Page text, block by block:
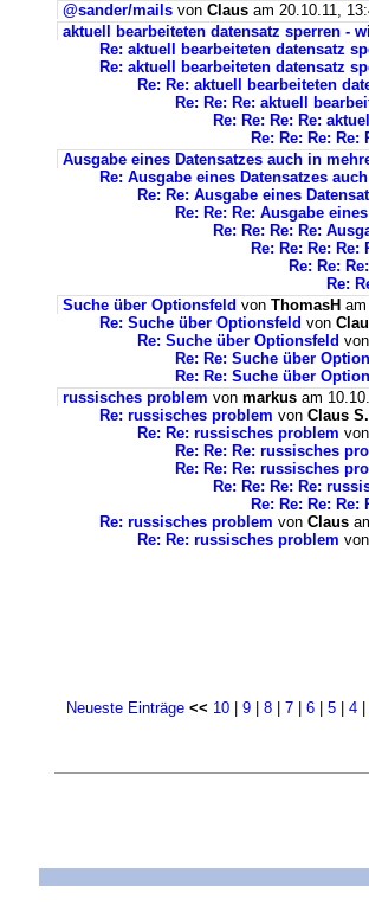
@sander/mails von Claus am 20.10.11,
aktuell bearbeiteten datensatz sperren -
Re: aktuell bearbeiteten datensatz
Re: aktuell bearbeiteten datensatz
Re: Re: aktuell bearbeiteten
Re: Re: Re: aktuell
Re: Re: Re: Re:
Re: Re: Re:
Ausgabe eines Datensatzes auch in
Re: Ausgabe eines Datensatzes
Re: Re: Ausgabe eines
Re: Re: Re: Ausgabe
Re: Re: Re: Re:
Re: Re: Re:
Re: Re:
Re:
Suche über Optionsfeld von ThomasH
Re: Suche über Optionsfeld von
Re: Suche über Optionsfeld von
Re: Re: Suche über
Re: Re: Suche über
russisches problem von markus am
Re: russisches problem von Claus S.
Re: Re: russisches problem von
Re: Re: Re: russisches
Re: Re: Re: russisches
Re: Re: Re: Re:
Re: Re: Re:
Re: russisches problem von Claus
Re: Re: russisches problem von
Neueste Einträge << 10 9 8 7 6 5 4